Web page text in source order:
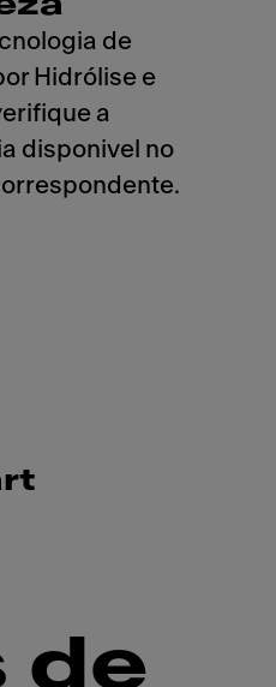
de
Hidrólise e
a
disponivel no
de